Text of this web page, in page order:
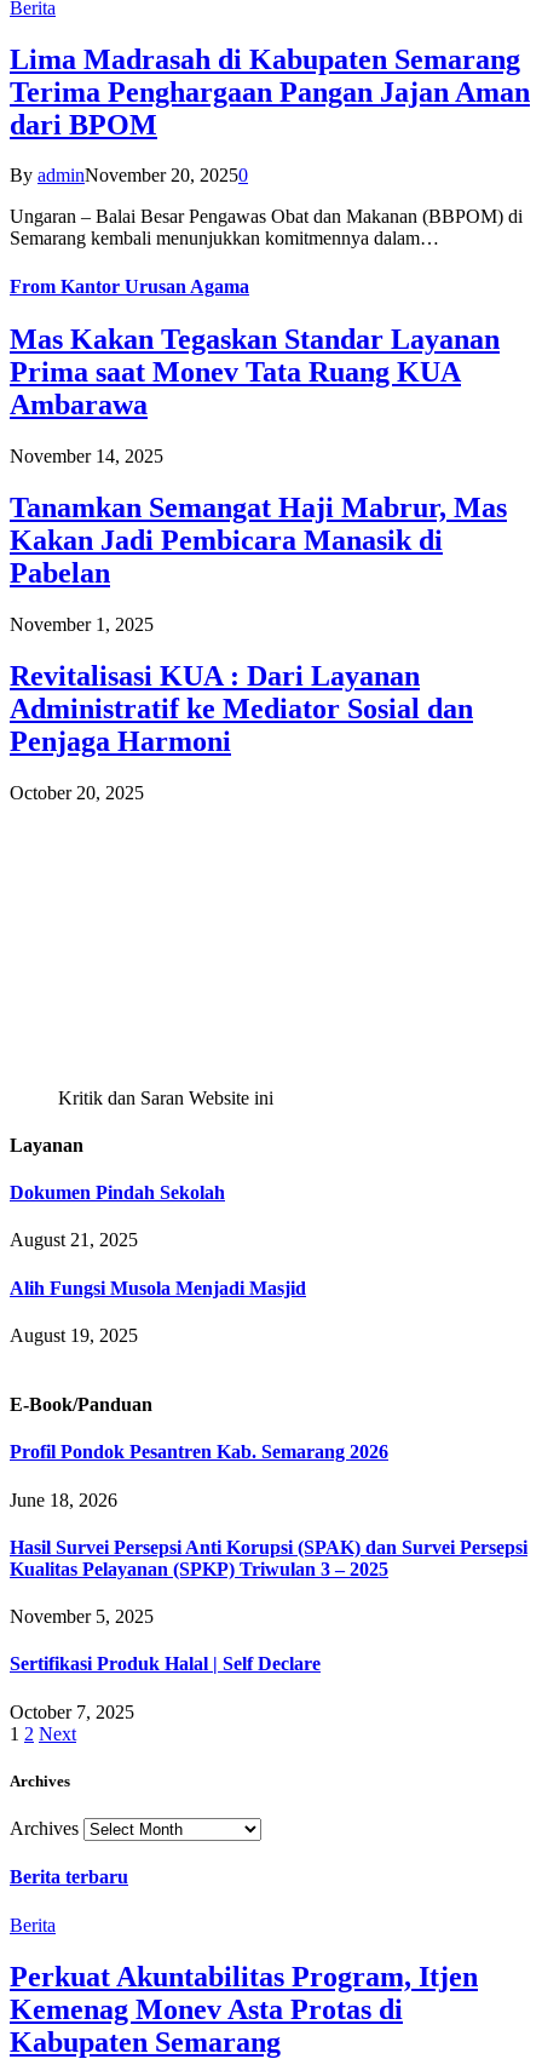
Berita
Lima Madrasah di Kabupaten Semarang
Terima Penghargaan Pangan Jajan Aman
dari BPOM
By adminNovember 20, 20250
Ungaran – Balai Besar Pengawas Obat dan Makanan (BBPOM) di
Semarang kembali menunjukkan komitmennya dalam…
From Kantor Urusan Agama
Mas Kakan Tegaskan Standar Layanan
Prima saat Monev Tata Ruang KUA
Ambarawa
November 14, 2025
Tanamkan Semangat Haji Mabrur, Mas
Kakan Jadi Pembicara Manasik di
Pabelan
November 1, 2025
Revitalisasi KUA : Dari Layanan
Administratif ke Mediator Sosial dan
Penjaga Harmoni
October 20, 2025
Kritik dan Saran Website ini
Layanan
Dokumen Pindah Sekolah
August 21, 2025
Alih Fungsi Musola Menjadi Masjid
August 19, 2025
E-Book/Panduan
Profil Pondok Pesantren Kab. Semarang 2026
June 18, 2026
Hasil Survei Persepsi Anti Korupsi (SPAK) dan Survei Persepsi
Kualitas Pelayanan (SPKP) Triwulan 3 – 2025
November 5, 2025
Sertifikasi Produk Halal | Self Declare
October 7, 2025
1 2 Next
Archives
Archives
Berita terbaru
Berita
Perkuat Akuntabilitas Program, Itjen
Kemenag Monev Asta Protas di
Kabupaten Semarang